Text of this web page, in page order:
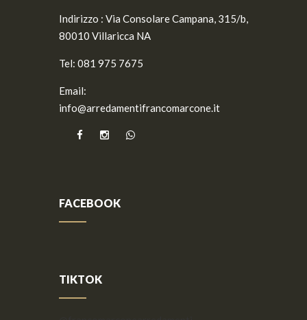
Indirizzo : Via Consolare Campana, 315/b,
80010 Villaricca NA
Tel: 081 975 7675
Email:
info@arredamentifrancomarcone.it
FACEBOOK
TIKTOK